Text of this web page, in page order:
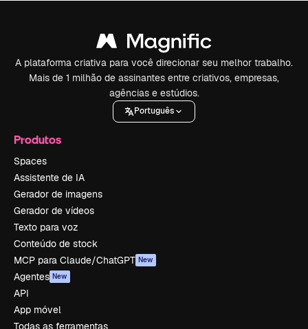
A plataforma criativa para você direcionar seu melhor trabalho.
Mais de 1 milhão de assinantes entre criativos, empresas,
agências e estúdios.
Português
Produtos
Spaces
Assistente de IA
Gerador de imagens
Gerador de vídeos
Texto para voz
Conteúdo de stock
MCP para Claude/ChatGPT New
Agentes New
API
App móvel
Todas as ferramentas